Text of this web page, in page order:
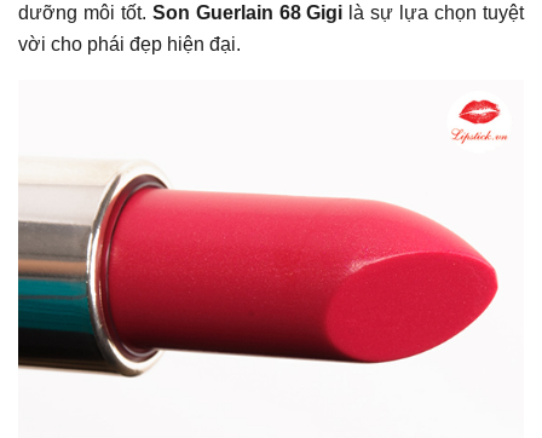
dưỡng môi tốt. Son Guerlain 68 Gigi là sự lựa chọn tuyệt
vời cho phái đẹp hiện đại.